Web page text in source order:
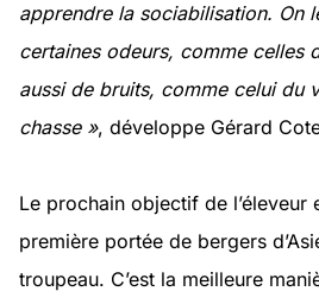
apprendre la sociabilisation. On
certaines odeurs, comme celles
aussi de bruits, comme celui du
chasse », développe Gérard
Le prochain objectif de l’éleveur
première portée de bergers
troupeau. C’est la meilleure